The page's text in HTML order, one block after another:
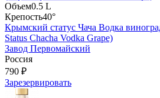
Объем0.5 L
Крепость40°
Крымский статус Чача Водка
Status Chacha Vodka Grape)
Завод Первомайский
Россия
790 ₽
Зарезервировать